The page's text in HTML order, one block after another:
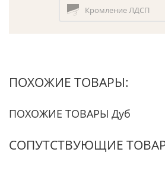
Кромление ЛДСП
ПОХОЖИЕ ТОВАРЫ:
ПОХОЖИЕ ТОВАРЫ Дуб
СОПУТСТВУЮЩИЕ